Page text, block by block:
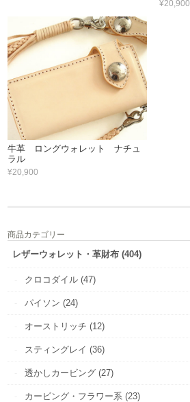
¥20,900
牛革 ロングウォレット ナチュ
ラル
¥20,900
商品カテゴリー
レザーウォレット・革財布 (404)
クロコダイル (47)
パイソン (24)
オーストリッチ (12)
スティングレイ (36)
透かしカービング (27)
カービング・フラワー系 (23)